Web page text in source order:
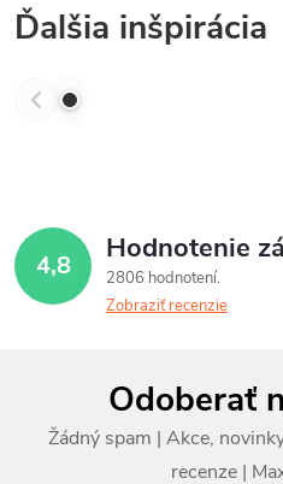
Ďalšia inšpirácia
4,8 Hodnotenie
2806 hodnotení
Zobraziť recenzie
Odoberať